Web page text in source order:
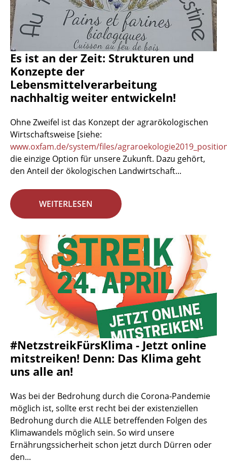
Es ist an der Zeit: Strukturen und
Konzepte der
Lebensmittelverarbeitung
nachhaltig weiter entwickeln!
Ohne Zweifel ist das Konzept der agrarökologischen
Wirtschaftsweise [siehe:
www.oxfam.de/system/files/
die einzige Option für unsere Zukunft. Dazu gehört,
den Anteil der ökologischen Landwirtschaft...
WEITERLESEN
#NetzstreikFürsKlima - Jetzt online
mitstreiken! Denn: Das Klima geht
uns alle an!
Was bei der Bedrohung durch die Corona-Pandemie
möglich ist, sollte erst recht bei der existenziellen
Bedrohung durch die ALLE betreffenden Folgen des
Klimawandels möglich sein. So wird unsere
Ernährungssicherheit schon jetzt durch Dürren oder
den...